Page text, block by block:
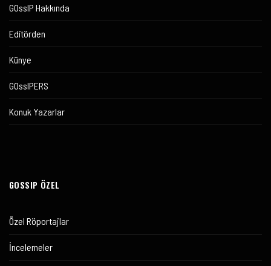
GOssIP Hakkında
Editörden
Künye
GOssIPERS
Konuk Yazarlar
GOSSIP ÖZEL
Özel Röportajlar
İncelemeler